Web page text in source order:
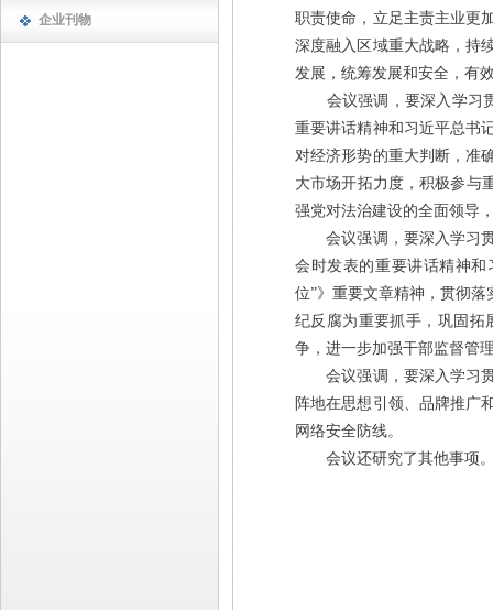
企业刊物
职责使命，立足主责主业更
深度融入区域重大战略，持
发展，统筹发展和安全，有
会议强调，要深入学习贯
重要讲话精神和习近平总书
对经济形势的重大判断，准
大市场开拓力度，积极参与
强党对法治建设的全面领导
会议强调，要深入学习贯
会时发表的重要讲话精神
位”》重要文章精神，贯彻
纪反腐为重要抓手，巩固拓
争，进一步加强干部监督管
会议强调，要深入学习贯
阵地在思想引领、品牌推广
网络安全防线。
会议还研究了其他事项